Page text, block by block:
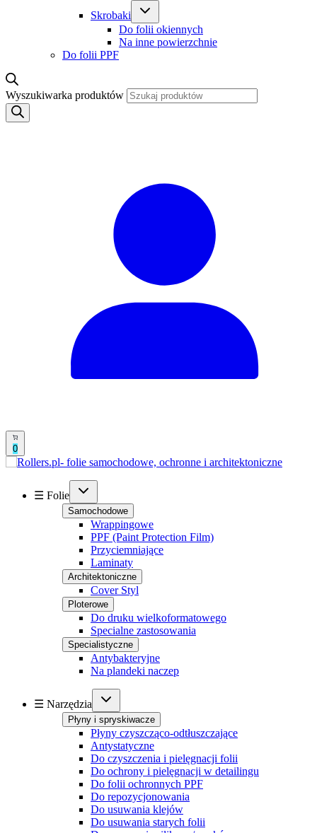
Skrobaki
Do folii okiennych
Na inne powierzchnie
Do folii PPF
Wyszukiwarka produktów
0
☰ Folie
Samochodowe
Wrappingowe
PPF (Paint Protection Film)
Przyciemniające
Laminaty
Architektoniczne
Cover Styl
Ploterowe
Do druku wielkoformatowego
Specialne zastosowania
Specialistyczne
Antybakteryjne
Na plandeki naczep
☰ Narzędzia
Płyny i spryskiwacze
Płyny czyszcząco-odtłuszczające
Antystatyczne
Do czyszczenia i pielęgnacji folii
Do ochrony i pielęgnacji w detailingu
Do folii ochronnych PPF
Do repozycjonowania
Do usuwania klejów
Do usuwania starych folii